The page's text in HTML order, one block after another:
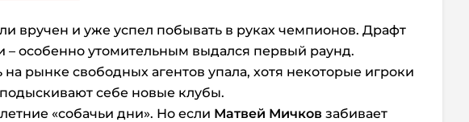
вручен и уже успел побывать в руках чемпионов. Драфт
– особенно утомительным выдался первый раунд.
на рынке свободных агентов упала, хотя некоторые игроки
себе новые клубы.
«собачьи дни». Но если Матвей Мичков забивает